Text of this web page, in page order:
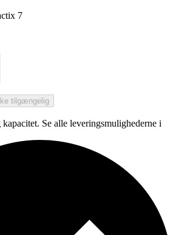
7
tilgængelig
Se alle leveringsmulighederne i